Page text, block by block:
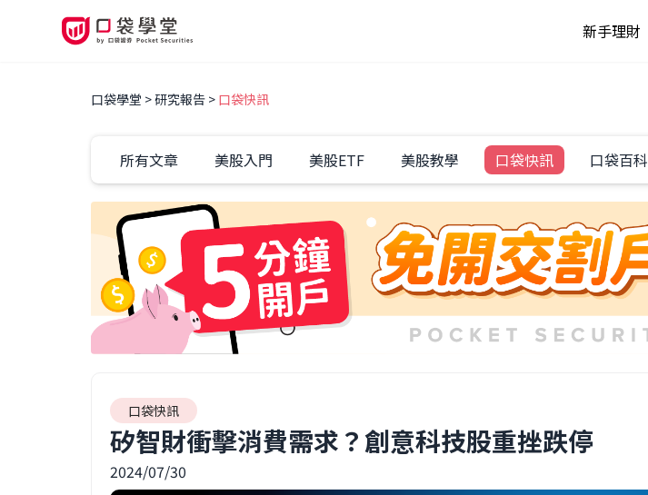
新手理財
口袋學堂 研究報告 口袋快訊
所有文章 美股入門 美股ETF 美股教學 口袋快訊 口袋百科
口袋快訊
矽智財衝擊消費需求？創意科技股重挫跌停
2024/07/30